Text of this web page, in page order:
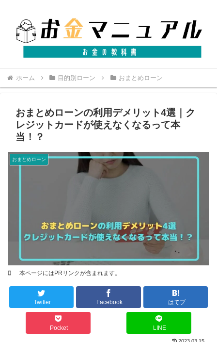
ホーム 目的別ローン おまとめローン
おまとめローンの利用デメリット4選｜ク
レジットカードが使えなくなるって本
当！？
本ページにはPRリンクが含まれます。
おまとめローン
Twitter Facebook はてブ
Pocket LINE